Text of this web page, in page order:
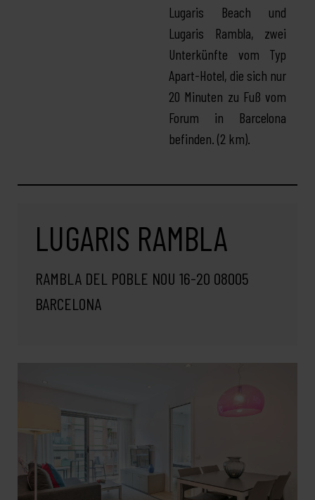
Lugaris Beach und
Lugaris Rambla, zwei
Unterkünfte vom Typ
Apart-Hotel, die sich nur
20 Minuten zu Fuß vom
Forum in Barcelona
befinden. (2 km).
LUGARIS RAMBLA
RAMBLA DEL POBLE NOU 16-20 08005
BARCELONA